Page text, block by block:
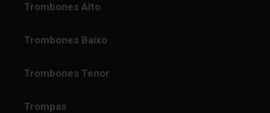
Trombones Alto
Trombones Baixo
Trombones Tenor
Trompas